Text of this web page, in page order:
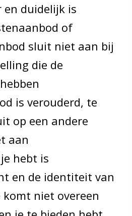
en duidelijk is
of
sluit niet aan bij
die de
is verouderd, te
op een andere
aan
hebt is
en de identiteit van
komt niet overeen